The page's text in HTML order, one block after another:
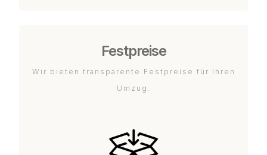
Festpreise
Wir bieten transparente Festpreise für Ihren
Umzug.